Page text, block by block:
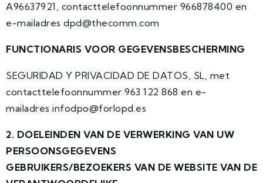
A96637921, contacttelefoonnummer 966878400 en
e-mailadres dpd@thecomm.com
FUNCTIONARIS VOOR GEGEVENSBESCHERMING
SEGURIDAD Y PRIVACIDAD DE DATOS, SL, met
contacttelefoonnummer 963 122 868 en e-
mailadres infodpo@forlopd.es
2. DOELEINDEN VAN DE VERWERKING VAN UW
PERSOONSGEGEVENS
GEBRUIKERS/BEZOEKERS VAN DE WEBSITE VAN DE